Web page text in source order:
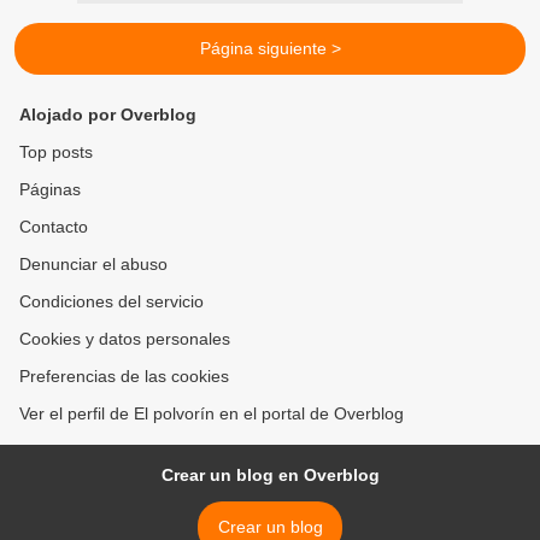
Página siguiente >
Alojado por Overblog
Top posts
Páginas
Contacto
Denunciar el abuso
Condiciones del servicio
Cookies y datos personales
Preferencias de las cookies
Ver el perfil de El polvorín en el portal de Overblog
Crear un blog en Overblog
Crear un blog